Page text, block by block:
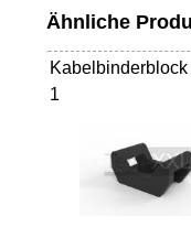
Ähnliche
Kabelbinderblock
1